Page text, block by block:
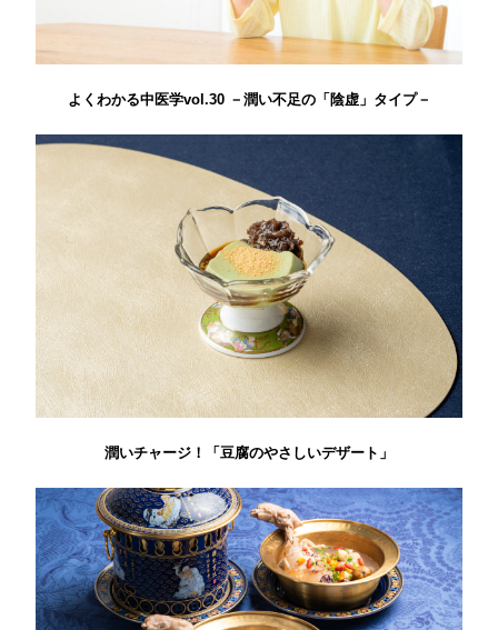
よくわかる中医学vol.30 －潤い不足の「陰虚」タイプ－
潤いチャージ！「豆腐のやさしいデザート」